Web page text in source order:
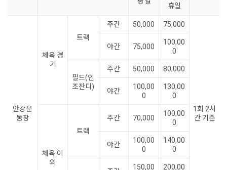
휴일
안강운
동장
체육 경
기
트랙
주간 50,000 75,000
1회 2시
간 기준
야간 75,000
100,00
0
필드(인
조잔디)
주간 50,000 80,000
야간
100,00
0
130,00
0
체육 이
외
트랙
주간 70,000
100,00
0
야간
100,00
0
140,00
0
150,00
200,00